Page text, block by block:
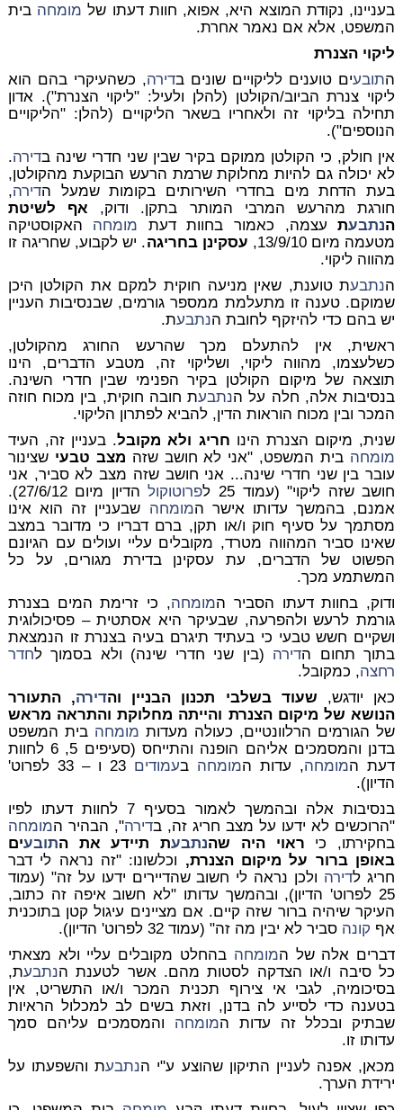
בעניינו, נקודת המוצא היא, אפוא, חוות דעתו של מומחה בית
המשפט, אלא אם נאמר אחרת.
ליקוי הצנרת
התובעים טוענים לליקויים שונים בדירה, כשהעיקרי בהם הוא
ליקוי צנרת הביוב/הקולטן (להלן ולעיל: "ליקוי הצנרת"). אדון
תחילה בליקוי זה ולאחריו בשאר הליקויים (להלן: "הליקויים
הנוספים").
אין חולק, כי הקולטן ממוקם בקיר שבין שני חדרי שינה בדירה.
לא יכולה גם להיות מחלוקת שרמת הרעש הבוקעת מהקולטן,
בעת הדחת מים בחדרי השירותים בקומות שמעל הדירה,
חורגת מהרעש המרבי המותר בתקן. ודוק, אף לשיטת
הנתבעתעצמה, כאמור בחוות דעת מומחה האקוסטיקה
מטעמה מיום 13/9/10,
עסקינן בחריגה. יש לקבוע, שחריגה זו
מהווה ליקוי.
הנתבעת טוענת, שאין מניעה חוקית למקם את הקולטן היכן
שמוקם. טענה זו מתעלמת ממספר גורמים, שבנסיבות העניין
יש בהם כדי להיזקף לחובת הנתבעת.
ראשית, אין להתעלם מכך שהרעש החורג מהקולטן,
כשלעצמו, מהווה ליקוי, ושליקוי זה, מטבע הדברים, הינו
תוצאה של מיקום הקולטן בקיר הפנימי שבין חדרי השינה.
בנסיבות אלה, חלה על הנתבעת חובה חוקית, בין מכוח חוזה
המכר ובין מכוח הוראות הדין, להביא לפתרון הליקוי.
שנית, מיקום הצנרת הינו חריג ולא מקובל. בעניין זה, העיד
מומחה בית המשפט, "אני לא חושב שזה מצב טבעי שצינור
עובר בין שני חדרי שינה... אני חושב שזה מצב לא סביר, אני
חושב שזה ליקוי" (עמוד 25 ל
פרוטוקול
הדיון מיום 27/6/12).
אמנם, בהמשך עדותו אישר המומחה שבעניין זה הוא אינו
מסתמך על סעיף חוק ו/או תקן, ברם דבריו כי מדובר במצב
שאינו סביר המהווה מטרד, מקובלים עליי ועולים עם הגיונם
הפשוט של הדברים, עת עסקינן בדירת מגורים, על כל
המשתמע מכך.
ודוק, בחוות דעתו הסביר המומחה, כי זרימת המים בצנרת
גורמת לרעש ולהפרעה, שבעיקר היא אסתטית – פסיכולוגית
ושקיים חשש טבעי כי בעתיד תיגרם בעיה בצנרת זו הנמצאת
בתוך תחום הדירה (בין שני חדרי שינה) ולא בסמוך לחדר
רחצה, כמקובל.
כאן יודגש, שעוד בשלבי תכנון הבניין והדירה, התעורר
הנושא של מיקום הצנרת והייתה מחלוקת והתראה מראש
של הגורמים הרלוונטיים, כעולה מעדות מומחה בית המשפט
בדנן והמסמכים אליהם הופנה והתייחס (סעיפים 5, 6 לחוות
דעת המומחה, עדות המומחה בעמודים
23 ו – 33 לפרוט'
הדיון).
בנסיבות אלה ובהמשך לאמור בסעיף 7 לחוות דעתו לפיו
"הרוכשים לא ידעו על מצב חריג זה, בדירה", הבהיר המומחה
בחקירתו, כי ראוי היה שהנתבעת תיידע את התובעים
באופן ברור על מיקום הצנרת, וכלשונו: "זה נראה לי דבר
חריג לדירה ולכן נראה לי חשוב שהדיירים ידעו על זה" (עמוד
25 לפרוט' הדיון), ובהמשך עדותו "לא חשוב איפה זה כתוב,
העיקר שיהיה ברור שזה קיים. אם מציינים עיגול קטן בתוכנית
אף קונה סביר לא יבין מה זה" (עמוד 32 לפרוט' הדיון).
דברים אלה של המומחה בהחלט מקובלים עליי ולא מצאתי
כל סיבה ו/או הצדקה לסטות מהם. אשר לטענת הנתבעת,
בסיכומיה, לגבי אי צירוף תכנית המכר ו/או התשריט, אין
בטענה כדי לסייע לה בדנן, וזאת בשים לב למכלול הראיות
שבתיק ובכלל זה עדות המומחה והמסמכים עליהם סמך
עדותו זו.
מכאן, אפנה לעניין התיקון שהוצע ע"י הנתבעת והשפעתו על
ירידת הערך.